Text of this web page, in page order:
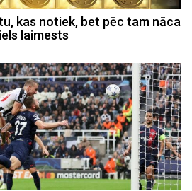
kas notiek, bet pēc tam nāca
laimests